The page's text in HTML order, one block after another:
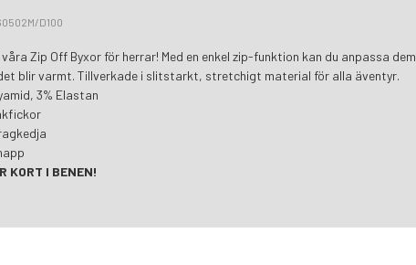
D100
Zip Off Byxor för herrar! Med en enkel zip-funktion kan du anpassa dem
blir varmt. Tillverkade i slitstarkt, stretchigt material för alla äventyr.
3% Elastan
KORT I BENEN!